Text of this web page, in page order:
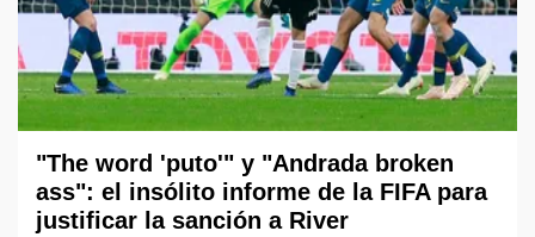
"The word 'puto'" y "Andrada broken
ass": el insólito informe de la FIFA para
justificar la sanción a River